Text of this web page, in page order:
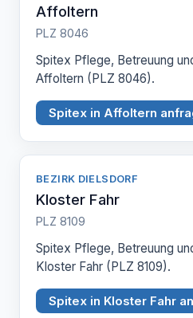
Affoltern
PLZ 8046
Spitex Pflege, Betreuung
Affoltern (PLZ 8046).
Spitex in Affoltern
BEZIRK DIELSDORF
Kloster Fahr
PLZ 8109
Spitex Pflege, Betreuung
Kloster Fahr (PLZ 8109).
Spitex in Kloster Fahr